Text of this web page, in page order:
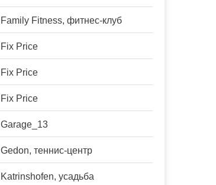
Family Fitness, фитнес-клуб
Fix Price
Fix Price
Fix Price
Garage_13
Gedon, теннис-центр
Katrinshofen, усадьба